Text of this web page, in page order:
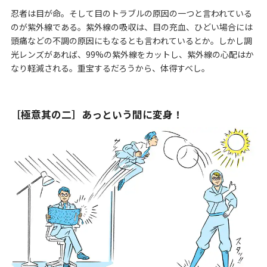
忍者は目が命。そして目のトラブルの原因の一つと言われている
のが紫外線である。紫外線の吸収は、目の充血、ひどい場合には
頭痛などの不調の原因にもなるとも言われているとか。しかし調
光レンズがあれば、99%の紫外線をカットし、紫外線の心配はか
なり軽減される。重宝するだろうから、体得すべし。
［極意其の二］あっという間に変身！